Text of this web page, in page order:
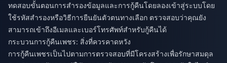
ทดสอบขั้นตอนการสำรองข้อมูลและการกู้คืนโดยลองเข้าสู่ระบบโดย
ใช้รหัสสำรองหรือวิธีการยืนยันตัวตนทางเลือก ตรวจสอบว่าคุณยัง
สามารถเข้าถึงอีเมลและเบอร์โทรศัพท์สำหรับกู้คืนได้
กระบวนการกู้คืนเพชร: สิ่งที่ควรคาดหวัง
การกู้คืนเพชรเป็นไปตามการตรวจสอบที่มีโครงสร้างเพื่อรักษาสมดุล